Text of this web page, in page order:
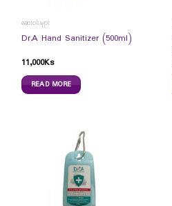
ဆေးဝါးများ
Dr.A Hand Sanitizer (500ml)
11,000Ks
READ MORE